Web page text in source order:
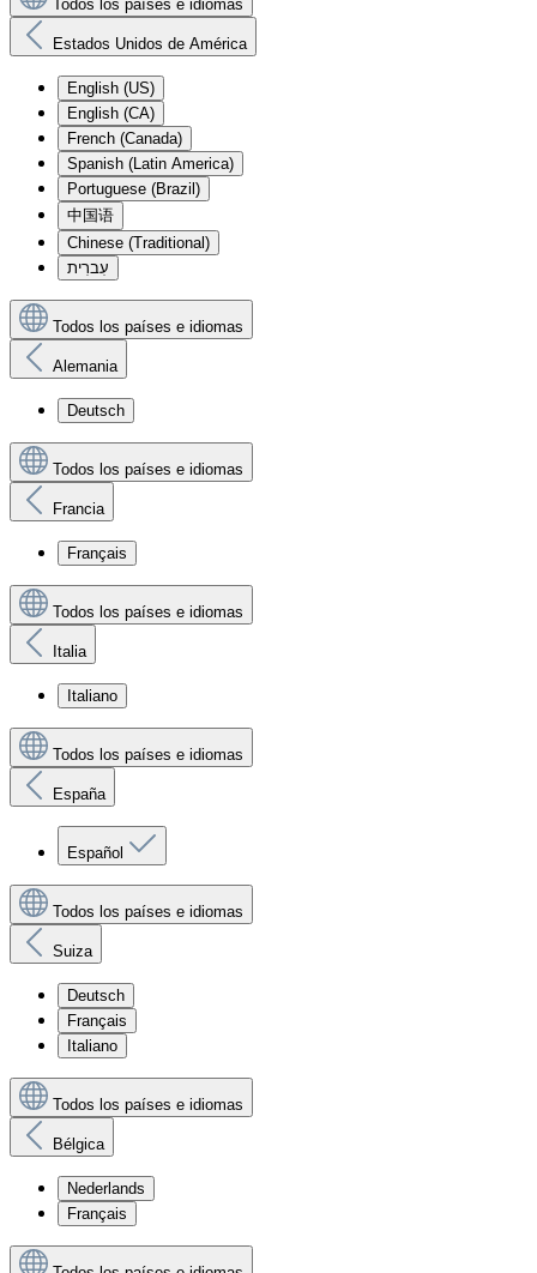
Todos los países e idiomas
Estados Unidos de América
English (US)
English (CA)
French (Canada)
Spanish (Latin America)
Portuguese (Brazil)
中国语
Chinese (Traditional)
עִברִית
Todos los países e idiomas
Alemania
Deutsch
Todos los países e idiomas
Francia
Français
Todos los países e idiomas
Italia
Italiano
Todos los países e idiomas
España
Español
Todos los países e idiomas
Suiza
Deutsch
Français
Italiano
Todos los países e idiomas
Bélgica
Nederlands
Français